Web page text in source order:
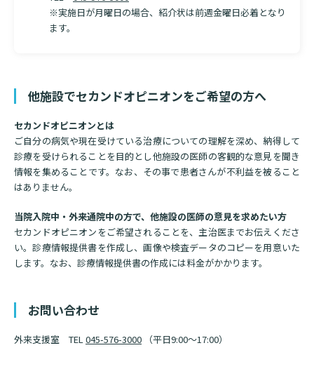
※実施日が月曜日の場合、紹介状は前週金曜日必着となり
ます。
他施設でセカンドオピニオンをご希望の方へ
セカンドオピニオンとは
ご自分の病気や現在受けている治療についての理解を深め、納得して
診療を受けられることを目的とし他施設の医師の客観的な意見を聞き
情報を集めることです。なお、その事で患者さんが不利益を被ること
はありません。
当院入院中・外来通院中の方で、他施設の医師の意見を求めたい方
セカンドオピニオンをご希望されることを、主治医までお伝えくださ
い。診療情報提供書を作成し、画像や検査データのコピーを用意いた
します。なお、診療情報提供書の作成には料金がかかります。
お問い合わせ
外来支援室 TEL045-576-3000 （平日9:00～17:00）